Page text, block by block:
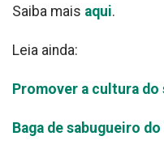
Saiba mais aqui.
Leia ainda:
Promover a cultura do
Baga de sabugueiro